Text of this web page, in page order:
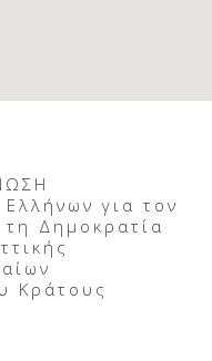
για τον
τη Δημοκρατία
Κράτους